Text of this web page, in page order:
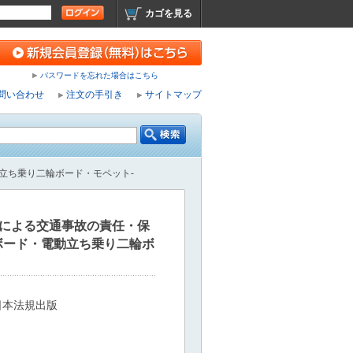
カゴを見る
パスワードを忘れた場合はこちら
い合わせ 注文の手引き サイトマップ
ち乗り二輪ボード・モペット-
よる交通事故の責任・保
ド・電動立ち乗り二輪ボ
法規出版